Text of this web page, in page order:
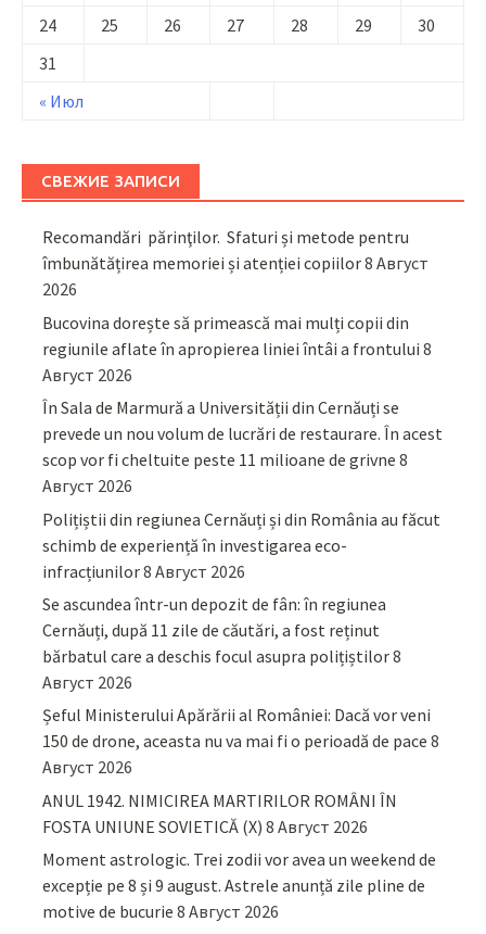
« Июл
24
25 26 27 28 29
30
31
СВЕЖИЕ ЗАПИСИ
Recomandări părinţilor. Sfaturi și metode pentru
îmbunătățirea memoriei și atenției copiilor8 Август
2026
Bucovina dorește să primească mai mulți copii din
regiunile aflate în apropierea liniei întâi a frontului 8
Август 2026
În Sala de Marmură a Universității din Cernăuți se
prevede un nou volum de lucrări de restaurare. În acest
scop vor fi cheltuite peste 11 milioane de grivne 8
Август 2026
Polițiștii din regiunea Cernăuți și din România au făcut
schimb de experiență în investigarea eco-
infracțiunilor8 Август 2026
Se ascundea într-un depozit de fân: în regiunea
Cernăuți, după 11 zile de căutări, a fost reținut
bărbatul care a deschis focul asupra polițiștilor8
Август 2026
Șeful Ministerului Apărării al României: Dacă vor veni
150 de drone, aceasta nu va mai fi o perioadă de pace 8
Август 2026
ANUL 1942. NIMICIREA MARTIRILOR ROMÂNI ÎN
FOSTA UNIUNE SOVIETICĂ (X) 8 Август 2026
Moment astrologic. Trei zodii vor avea un weekend de
excepție pe 8 și 9 august. Astrele anunță zile pline de
motive de bucurie 8 Август 2026